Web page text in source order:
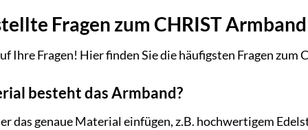
Fragen zum CHRIST
Ihre Fragen! Hier finden Sie die häufigsten Fragen zum
besteht das Armband?
das genaue Material einfügen, z.B. hochwertigem